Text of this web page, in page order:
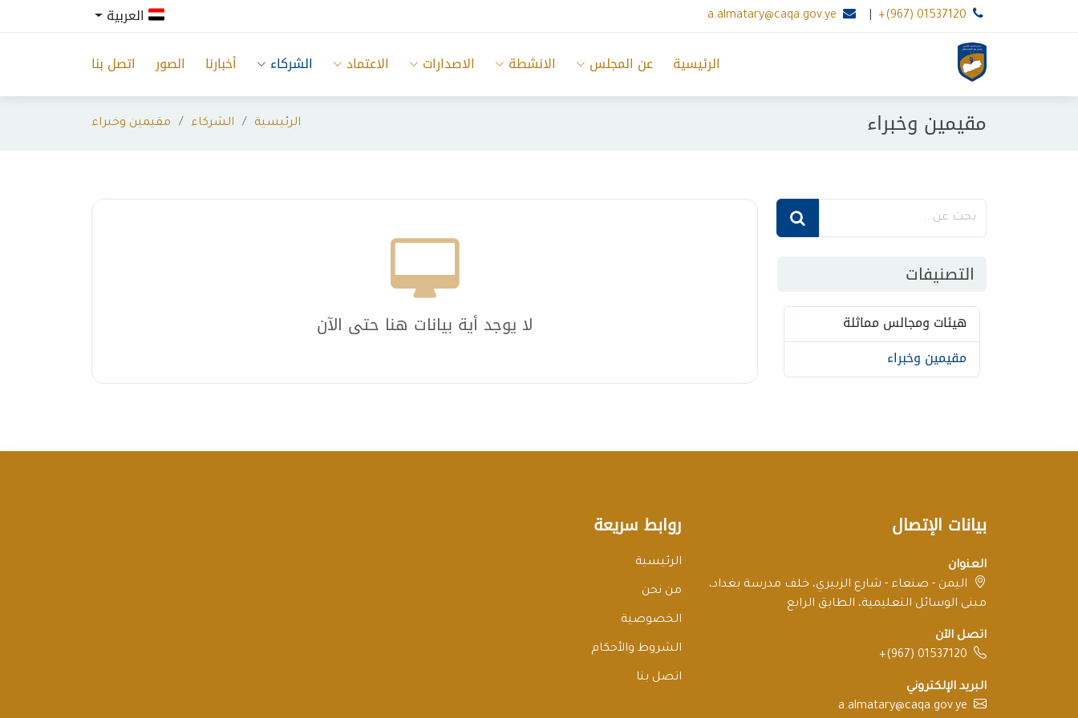
+(967) 01537120
a.almatary@caqa.gov.ye
الرئيسية
عن المجلس الانشطة الاصدارات الاعتماد الشركاء أخبارنا الصور اتصل بنا
مقيمين وخبراء الرئيسية الشركاء مقيمين وخبراء
التصنيفات
هيئات ومجالس مماثلة
مقيمين وخبراء
لا يوجد أية بيانات هنا حتى الآن
بيانات الإتصال
العنوان
اليمن - صنعاء - شارع الزبيري، خلف مدرسة بغداد،
مبنى الوسائل التعليمية، الطابق الرابع
اتصل الآن
+(967) 01537120
البريد الإلكتروني
a.almatary@caqa.gov.ye
روابط سريعة
الرئيسية
من نحن
الخصوصية
الشروط والأحكام
اتصل بنا